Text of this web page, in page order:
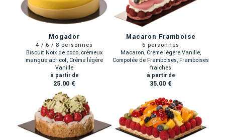
Mogador
Biscuit Noix de coco, crémeux
mangue abricot, Crème légère
Vanille
25.00 €
Macaron Framboise
Macaron, Crème légère Vanille,
Compotée de Framboises, Framboises
fraiches
35.00 €